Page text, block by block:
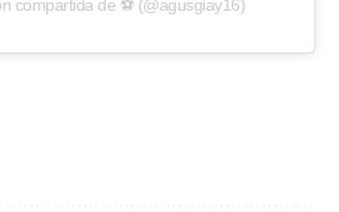
compartida de ⚽️ (@agusgiay16)